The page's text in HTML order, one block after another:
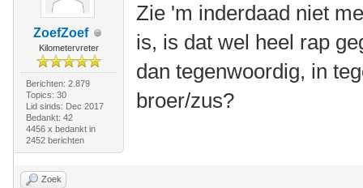
ZoefZoef
Kilometervreter
Berichten: 2.879
Topics: 30
Lid sinds: Dec 2017
Bedankt: 42
4456 x bedankt in
2452 berichten
Zie 'm inderdaad niet
is, is dat wel heel rap
dan tegenwoordig, in
broer/zus?
Zoek